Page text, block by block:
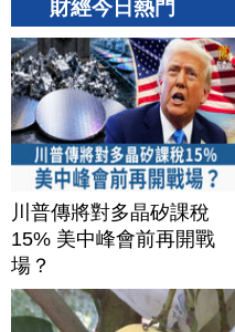
財經今日熱門
川普傳將對多晶矽課稅
15% 美中峰會前再開戰
場？